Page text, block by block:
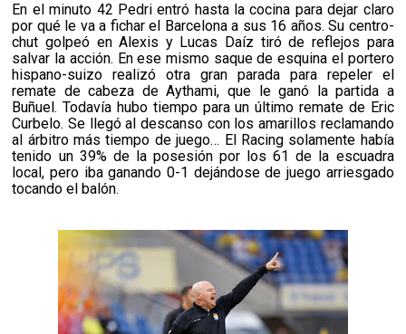
En el minuto 42 Pedri entró hasta la cocina para dejar claro
por qué le va a fichar el Barcelona a sus 16 años. Su centro-
chut golpeó en Alexis y Lucas Daíz tiró de reflejos para
salvar la acción. En ese mismo saque de esquina el portero
hispano-suizo realizó otra gran parada para repeler el
remate de cabeza de Aythami, que le ganó la partida a
Buñuel. Todavía hubo tiempo para un último remate de Eric
Curbelo. Se llegó al descanso con los amarillos reclamando
al árbitro más tiempo de juego… El Racing solamente había
tenido un 39% de la posesión por los 61 de la escuadra
local, pero iba ganando 0-1 dejándose de juego arriesgado
tocando el balón.